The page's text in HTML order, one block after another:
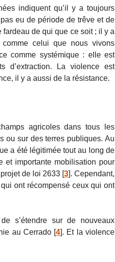
indiquent qu’il y a toujours
eu de période de trêve et de
fardeau de qui que ce soit ; il y a
celui que nous vivons
comme systémique : elle est
d’extraction. La violence est
il y a aussi de la résistance.
agricoles dans tous les
ou sur des terres publiques. Au
a été légitimée tout au long de
et importante mobilisation pour
de loi 2633[3]. Cependant,
ont récompensé ceux qui ont
s’étendre sur de nouveaux
au Cerrado[4]. Et la violence